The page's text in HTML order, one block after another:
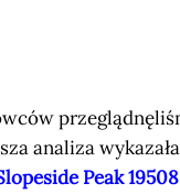
analiza
Peak